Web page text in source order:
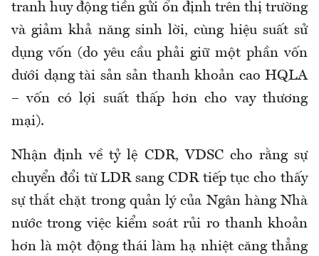
tranh huy động tiền gửi ổn định trên thị trường
và giảm khả năng sinh lời, cùng hiệu suất sử
dụng vốn (do yêu cầu phải giữ một phần vốn
dưới dạng tài sản sản thanh khoản cao HQLA
– vốn có lợi suất thấp hơn cho vay thương
mại).
Nhận định về tỷ lệ CDR, VDSC cho rằng sự
chuyển đổi từ LDR sang CDR tiếp tục cho thấy
sự thắt chặt trong quản lý của Ngân hàng Nhà
nước trong việc kiểm soát rủi ro thanh khoản
hơn là một động thái làm hạ nhiệt căng thẳng